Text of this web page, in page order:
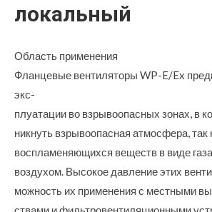
локальный
Область применения
Фланцевые вентиляторы WP-E/Ex
экс-
плуатации во взрывоопасных зонах, в
никнуть взрывоопасная атмосфера,
воспламеняющихся веществ в виде
воздухом. Высокое давление этих
можность их применения с местными